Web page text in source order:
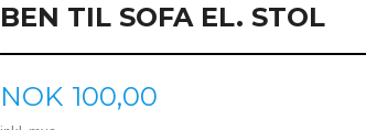
BEN TIL SOFA EL. STOL
Pris
NOK 100,00